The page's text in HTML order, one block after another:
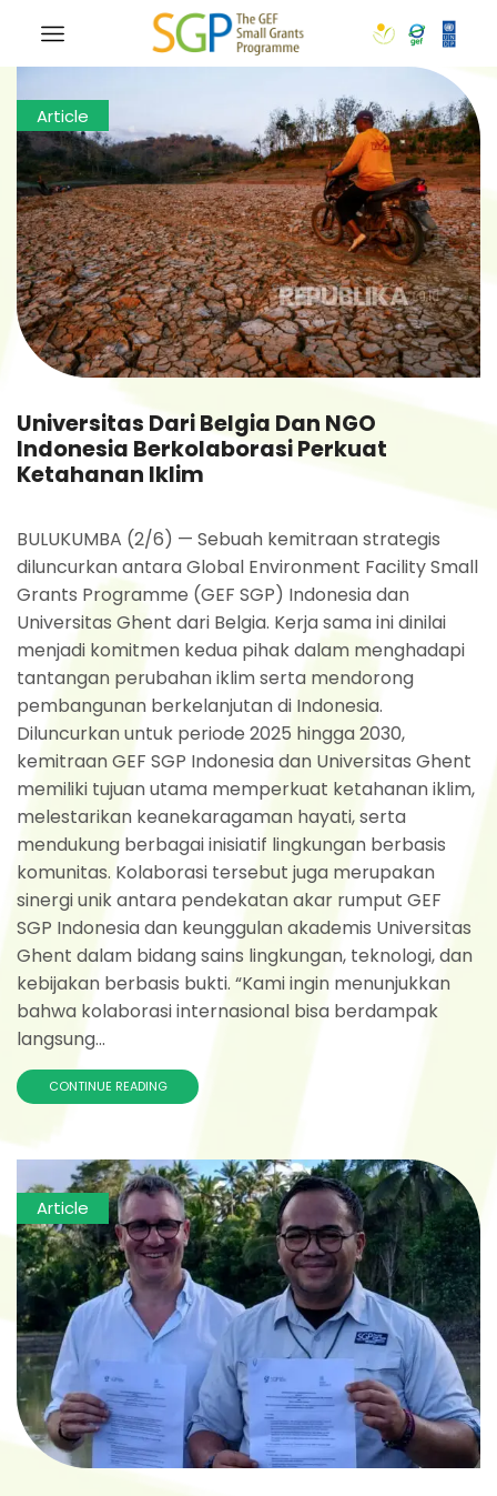
Article
Universitas Dari Belgia Dan NGO
Indonesia Berkolaborasi Perkuat
Ketahanan Iklim
BULUKUMBA (2/6) — Sebuah kemitraan strategis
diluncurkan antara Global Environment Facility Small
Grants Programme (GEF SGP) Indonesia dan
Universitas Ghent dari Belgia. Kerja sama ini dinilai
menjadi komitmen kedua pihak dalam menghadapi
tantangan perubahan iklim serta mendorong
pembangunan berkelanjutan di Indonesia.
Diluncurkan untuk periode 2025 hingga 2030,
kemitraan GEF SGP Indonesia dan Universitas Ghent
memiliki tujuan utama memperkuat ketahanan iklim,
melestarikan keanekaragaman hayati, serta
mendukung berbagai inisiatif lingkungan berbasis
komunitas. Kolaborasi tersebut juga merupakan
sinergi unik antara pendekatan akar rumput GEF
SGP Indonesia dan keunggulan akademis Universitas
Ghent dalam bidang sains lingkungan, teknologi, dan
kebijakan berbasis bukti. “Kami ingin menunjukkan
bahwa kolaborasi internasional bisa berdampak
langsung...
CONTINUE READING
Article